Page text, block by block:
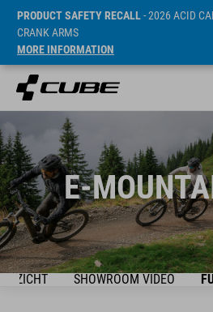
PRODUCT SAFETY RECALL- 2026 ACID
CRANK ARMS
MORE INFORMATION
E-
SHOWROOM VIDEO